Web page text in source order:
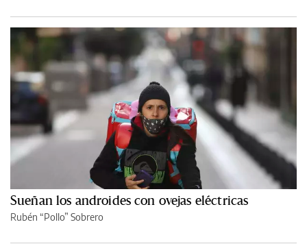
Sueñan los androides con ovejas eléctricas
Rubén “Pollo” Sobrero